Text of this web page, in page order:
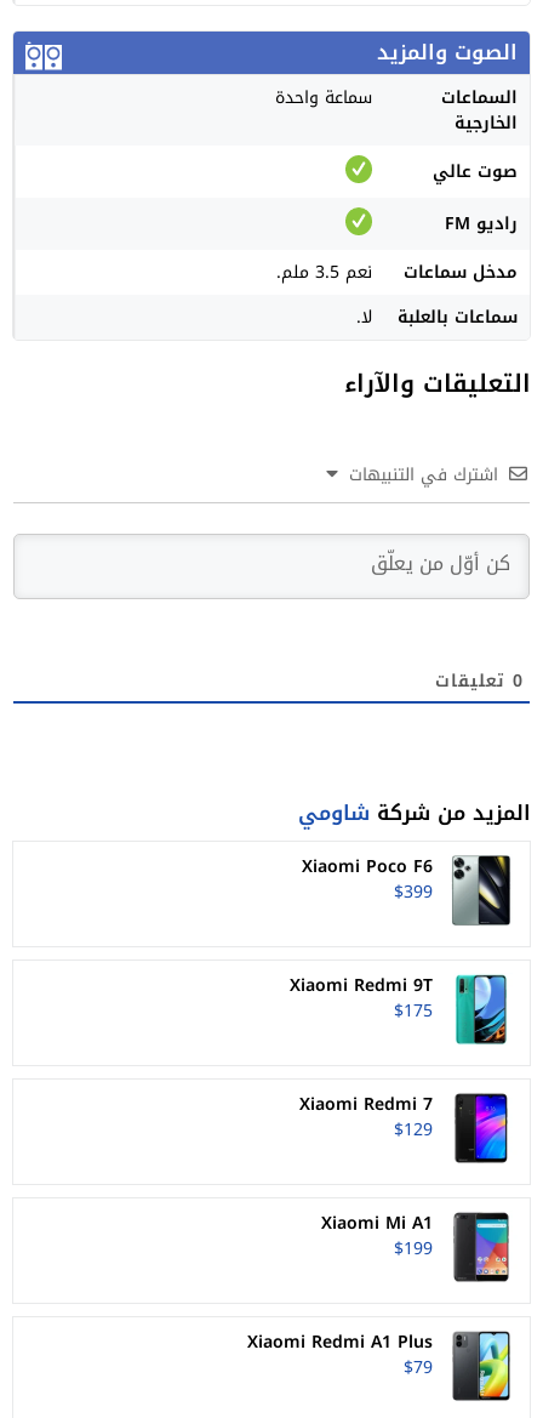
الصوت والمزيد
السماعات
الخارجية
سماعة واحدة
صوت عالي
راديو FM
مدخل سماعات
نعم 3.5 ملم.
سماعات بالعلبة
لا.
التعليقات والآراء
اشترك في التنبيهات
0 تعليقات
المزيد من شركة شاومي
Xiaomi Poco F6
$399
Xiaomi Redmi 9T
$175
Xiaomi Redmi 7
$129
Xiaomi Mi A1
$199
Xiaomi Redmi A1 Plus
$79